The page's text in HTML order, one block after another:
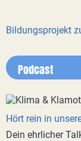
Bildungsprojekt
Podcast
Hört rein in
Dein ehrlicher